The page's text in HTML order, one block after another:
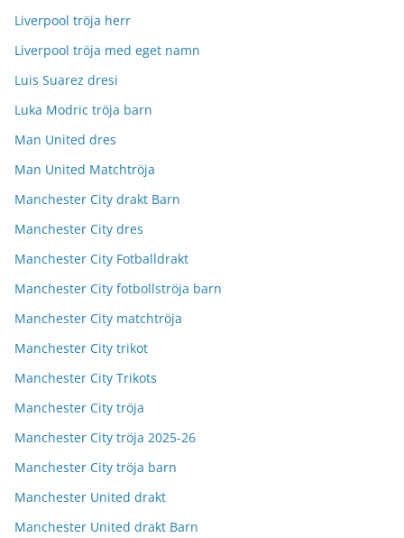
Liverpool tröja herr
Liverpool tröja med eget namn
Luis Suarez dresi
Luka Modric tröja barn
Man United dres
Man United Matchtröja
Manchester City drakt Barn
Manchester City dres
Manchester City Fotballdrakt
Manchester City fotbollströja barn
Manchester City matchtröja
Manchester City trikot
Manchester City Trikots
Manchester City tröja
Manchester City tröja 2025-26
Manchester City tröja barn
Manchester United drakt
Manchester United drakt Barn